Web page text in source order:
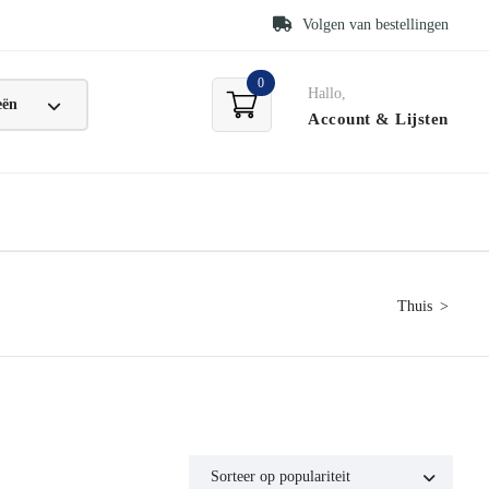
Volgen van bestellingen
0
Hallo,
Account & Lijsten
Thuis